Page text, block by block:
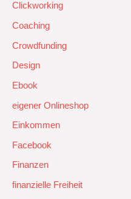
Clickworking
Coaching
Crowdfunding
Design
Ebook
eigener Onlineshop
Einkommen
Facebook
Finanzen
finanzielle Freiheit